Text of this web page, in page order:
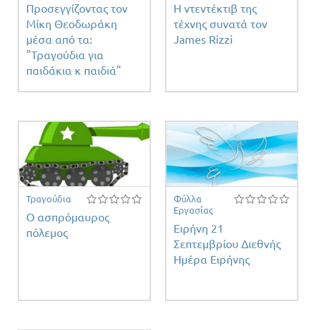
Προσεγγίζοντας τον
Μίκη Θεοδωράκη
μέσα από τα:
"Τραγούδια για
παιδάκια κ παιδιά"
Η ντεντέκτιβ της
τέχνης συνατά τον
James Rizzi
Τραγούδια
Ο ασπρόμαυρος
πόλεμος
Φύλλα
Εργασίας
Ειρήνη 21
Σεπτεμβρίου Διεθνής
Ημέρα Ειρήνης